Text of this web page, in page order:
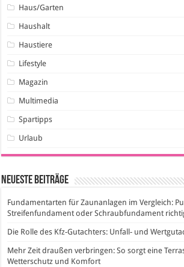
Haus/Garten
Haushalt
Haustiere
Lifestyle
Magazin
Multimedia
Spartipps
Urlaub
Neueste Beiträge
Fundamentarten für Zaunanlagen im Vergleich:
Streifenfundament oder Schraubfundament
Die Rolle des Kfz-Gutachters: Unfall- und
Mehr Zeit draußen verbringen: So sorgt eine
Wetterschutz und Komfort